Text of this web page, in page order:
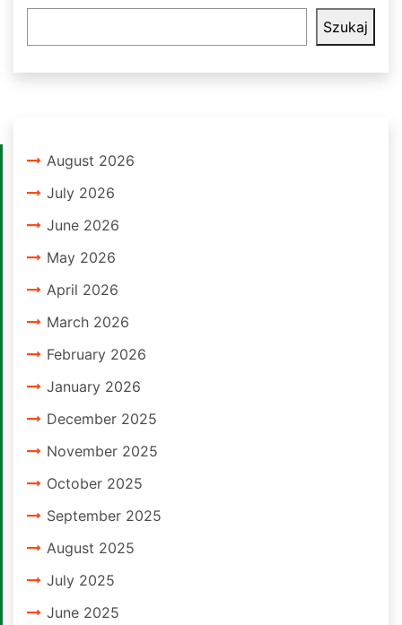
Szukaj
August 2026
July 2026
June 2026
May 2026
April 2026
March 2026
February 2026
January 2026
December 2025
November 2025
October 2025
September 2025
August 2025
July 2025
June 2025